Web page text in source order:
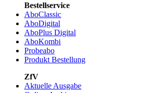
Bestellservice
AboClassic
AboDigital
AboPlus Digital
AboKombi
Probeabo
Produkt Bestellung
ZfV
Aktuelle Ausgabe